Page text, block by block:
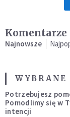
Komentarze
Najnowsze
Potrzebujesz
Pomodlimy się w
intencji